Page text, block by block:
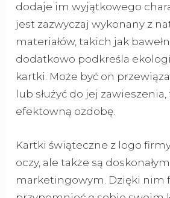
dodaje im wyjątkowego
jest zazwyczaj wykonany z
materiałów, takich jak
dodatkowo podkreśla
kartki. Może być on
lub służyć do jej
efektowną ozdobę.
Kartki świąteczne z logo
oczy, ale także są
marketingowym. Dzięki nim